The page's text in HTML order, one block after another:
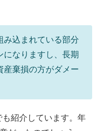
み込まれている部分
になりますし、長期
産棄損の方がダメー
紹介しています。年